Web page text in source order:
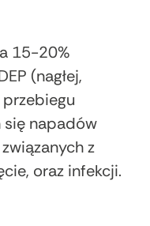
15-20%
(nagłej,
się napadów
z
oraz infekcji.